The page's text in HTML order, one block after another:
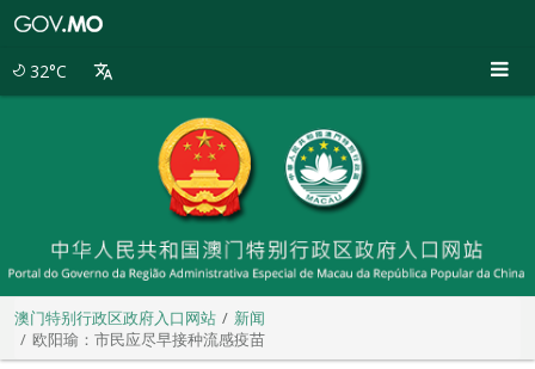
32°C
澳门特别行政区政府入口网站
新闻
欧阳瑜：市民应尽早接种流感疫苗